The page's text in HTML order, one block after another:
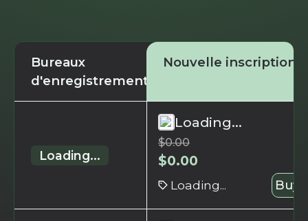
Bureaux
d'enregistrement
Nouvelle inscription
Loading...
Loading...
$0.00
$0.00
Loading... Buy